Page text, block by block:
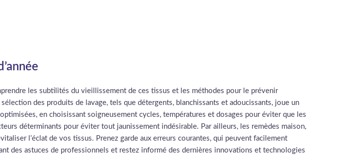
les subtilités du vieillissement de ces tissus et les méthodes pour le prévenir
des produits de lavage, tels que détergents, blanchissants et adoucissants, joue un
en choisissant soigneusement cycles, températures et dosages pour éviter que les
déterminants pour éviter tout jaunissement indésirable. Par ailleurs, les remèdes maison,
l’éclat de vos tissus. Prenez garde aux erreurs courantes, qui peuvent facilement
des astuces de professionnels et restez informé des dernières innovations et technologies